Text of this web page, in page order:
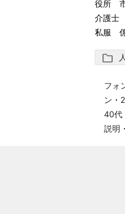
役所
介護
私服
folder
フォ
ン ・
40代
説明 ・